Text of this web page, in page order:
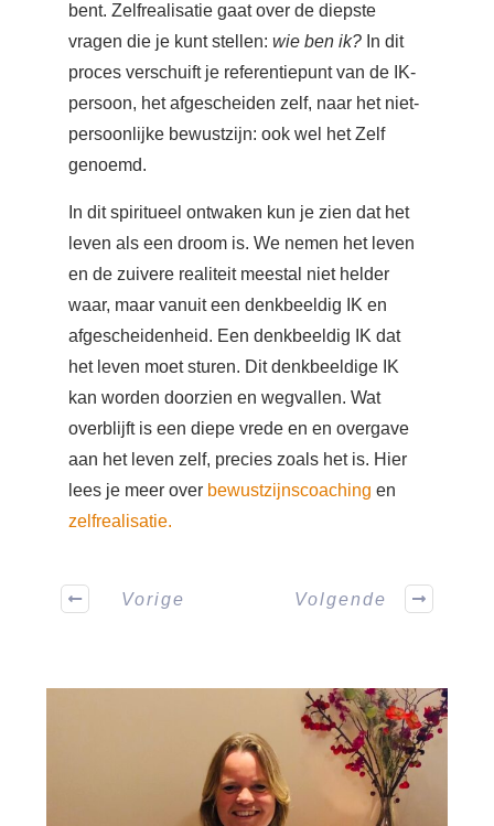
bent. Zelfrealisatie gaat over de diepste
vragen die je kunt stellen:wie ben ik? In dit
proces verschuift je referentiepunt van de IK-
persoon, het afgescheiden zelf, naar het niet-
persoonlijke bewustzijn: ook wel het Zelf
genoemd.
In dit spiritueel ontwaken kun je zien dat het
leven als een droom is. We nemen het leven
en de zuivere realiteit meestal niet helder
waar, maar vanuit een denkbeeldig IK en
afgescheidenheid. Een denkbeeldig IK dat
het leven moet sturen. Dit denkbeeldige IK
kan worden doorzien en wegvallen. Wat
overblijft is een diepe vrede en en overgave
aan het leven zelf, precies zoals het is. Hier
lees je meer over bewustzijnscoaching en
zelfrealisatie.
Vorige Volgende